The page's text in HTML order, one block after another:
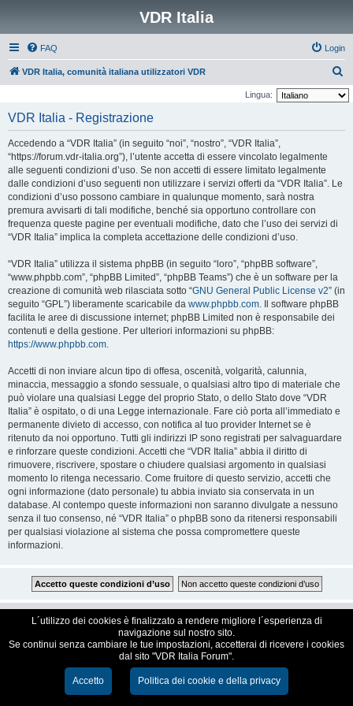
VDR Italia
FAQ Login
VDR Italia, comunità italiana utilizzatori VDR
e
Lingua:
VDR Italia - Registrazione
Accedendo a “VDR Italia” (in seguito “noi”, “nostro”, “VDR Italia”,
“https://forum.vdr-italia.org”), l’utente accetta di essere vincolato legalmente
alle seguenti condizioni d’uso. Se non accetti di essere limitato legalmente
dalle condizioni d’uso seguenti non utilizzare i servizi offerti da “VDR Italia”. Le
condizioni d’uso possono cambiare in qualunque momento, sarà nostra
premura avvisarti di tali modifiche, benché sia opportuno controllare con
frequenza queste pagine per eventuali modifiche, dato che l’uso dei servizi di
“VDR Italia” implica la completa accettazione delle condizioni d’uso.
“VDR Italia” utilizza il sistema phpBB (in seguito “loro”, “phpBB software”,
“www.phpbb.com”, “phpBB Limited”, “phpBB Teams”) che è un software per la
creazione di comunità web rilasciata sotto “GNU General Public License v2” (in
seguito “GPL”) liberamente scaricabile da www.phpbb.com. Il software phpBB
facilita le aree di discussione internet; phpBB Limited non è responsabile dei
contenuti e della gestione. Per ulteriori informazioni su phpBB:
https://www.phpbb.com.
Accetti di non inviare alcun tipo di offesa, oscenità, volgarità, calunnia,
minaccia, messaggio a sfondo sessuale, o qualsiasi altro tipo di materiale che
può violare una qualsiasi Legge del proprio Stato, o dello Stato dove “VDR
Italia” è ospitato, o di una Legge internazionale. Fare ciò porta all’immediato e
permanente divieto di accesso, con notifica al tuo provider Internet se è
ritenuto da noi opportuno. Tutti gli indirizzi IP sono registrati per salvaguardare
e rinforzare queste condizioni. Accetti che “VDR Italia” abbia il diritto di
rimuovere, riscrivere, spostare o chiudere qualsiasi argomento in qualsiasi
momento lo ritenga necessario. Come fruitore di questo servizio, accetti che
ogni informazione (dato personale) tu abbia inviato sia conservata in un
database. Al contempo queste informazioni non saranno divulgate a nessuno
senza il tuo consenso, né “VDR Italia” o phpBB sono da ritenersi responsabili
per qualsiasi violazione al sistema che possa compromettere queste
informazioni.
VDR Italia, comunità italiana utilizzatori VDR
Creato daphpBB® Forum Software © phpBB Limited
Traduzione ItalianaphpBB-Italia.it
L´utilizzo dei cookies è finalizzato a rendere migliore l´esperienza di
navigazione sul nostro sito.
Se continui senza cambiare le tue impostazioni, accetterai di ricevere i cookies
dal sito "VDR Italia Forum".
Accetto Politica dei cookie e della privacy